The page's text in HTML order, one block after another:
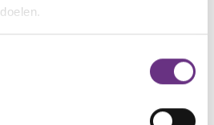
over uw geografische
door het actief te
we weer overlegd
voor...